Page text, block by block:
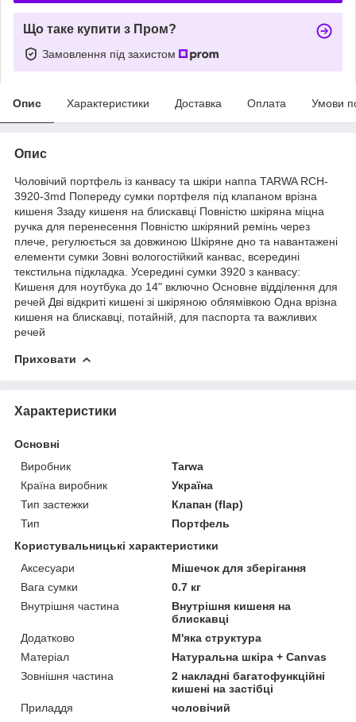
Що таке купити з Пром?
Замовлення під захистом
Опис Характеристики Доставка Оплата Умови
Опис
Чоловічий портфель із канвасу та шкіри наппа TARWA RCH-
3920-3md Попереду сумки портфеля під клапаном врізна
кишеня Ззаду кишеня на блискавці Повністю шкіряна міцна
ручка для перенесення Повністю шкіряний ремінь через
плече, регулюється за довжиною Шкіряне дно та навантажені
елементи сумки Зовні вологостійкий канвас, всередині
текстильна підкладка. Усередині сумки 3920 з канвасу:
Кишеня для ноутбука до 14" включно Основне відділення для
речей Дві відкриті кишені зі шкіряною облямівкою Одна врізна
кишеня на блискавці, потайній, для паспорта та важливих
речей
Приховати
Характеристики
Основні
Виробник
Tarwa
Країна виробник
Україна
Тип застежки
Клапан (flap)
Тип
Портфель
Користувальницькі характеристики
Аксесуари
Мішечок для зберігання
Вага сумки
0.7 кг
Внутрішня частина
Внутрішня кишеня на
блискавці
Додатково
М'яка структура
Матеріал
Натуральна шкіра + Canvas
Зовнішня частина
2 накладні багатофункційні
кишені на застібці
Приладдя
чоловічий